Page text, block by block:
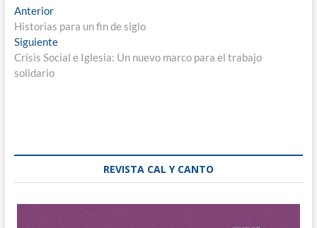
Navegación
de
entradas
AnteriorEntrada
anterior:
Historias para un fin de siglo
SiguienteEntrada
siguiente:
Crisis Social e Iglesia: Un nuevo marco para el trabajo
solidario
REVISTA CAL Y CANTO